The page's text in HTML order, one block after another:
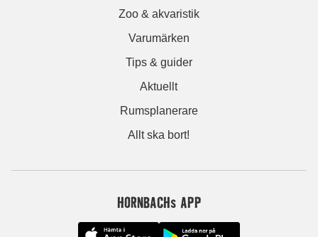
Zoo & akvaristik
Varumärken
Tips & guider
Aktuellt
Rumsplanerare
Allt ska bort!
HORNBACHs APP